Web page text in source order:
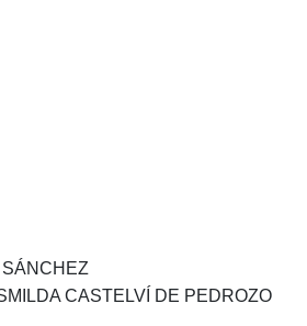
CASTELVÍ DE PEDROZO